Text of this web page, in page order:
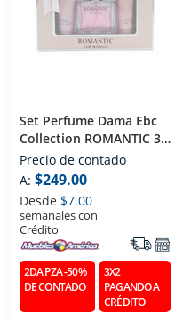
Set Perfume Dama Ebc
Collection ROMANTIC 3
PZS (edp) Eau De Parfum
100 Ml
Precio de contado
A: $249.00
Desde $7.00
semanales con
Crédito
2DA PZA -50%
DE CONTADO
3X2
PAGANDO A
CRÉDITO